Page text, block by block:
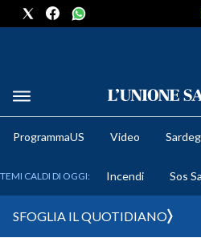
METEO
ProgrammaUS Video
TEMI CALDI DI OGGI: Incendi Sos
SFOGLIA IL QUOTIDIANO